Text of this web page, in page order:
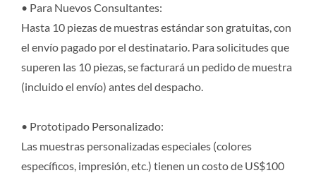
• Para Nuevos Consultantes:
Hasta 10 piezas de muestras estándar son gratuitas, con
el envío pagado por el destinatario. Para solicitudes que
superen las 10 piezas, se facturará un pedido de muestra
(incluido el envío) antes del despacho.
• Prototipado Personalizado:
Las muestras personalizadas especiales (colores
específicos, impresión, etc.) tienen un costo de US$100